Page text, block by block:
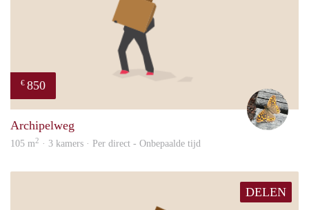
€ 850
Archipelweg
105 m2 · 3 kamers · Per direct - Onbepaalde tijd
DELEN